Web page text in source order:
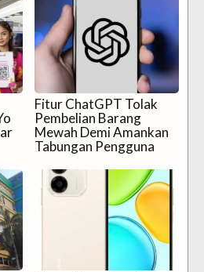
Fitur ChatGPT Tolak
Pembelian Barang
Mewah Demi Amankan
Tabungan Pengguna